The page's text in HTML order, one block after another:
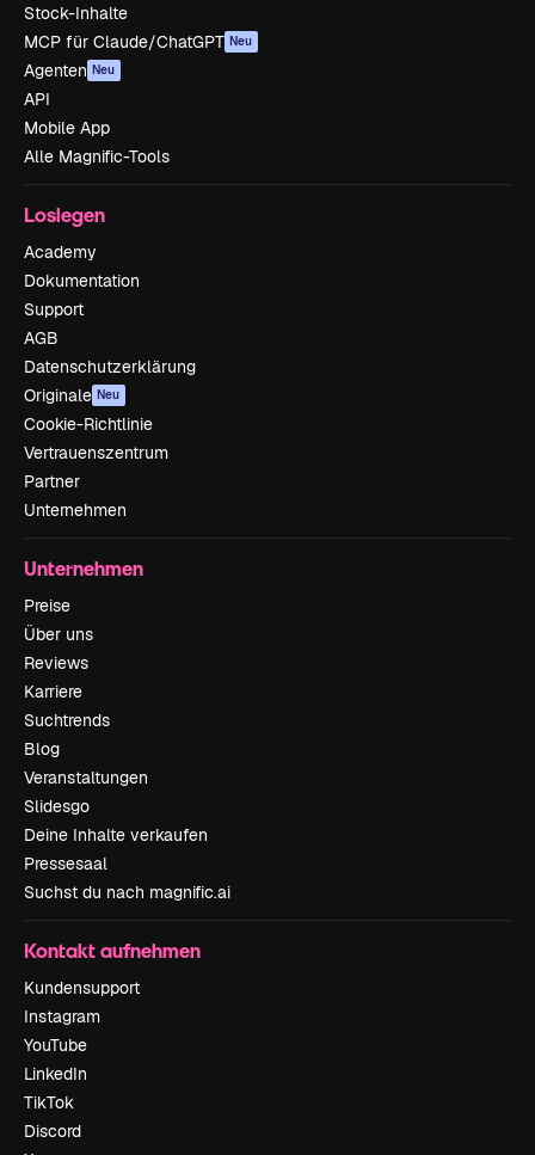
Stock-Inhalte
MCP für Claude/ChatGPT Neu
Agenten Neu
API
Mobile App
Alle Magnific-Tools
Loslegen
Academy
Dokumentation
Support
AGB
Datenschutzerklärung
Originale Neu
Cookie-Richtlinie
Vertrauenszentrum
Partner
Unternehmen
Unternehmen
Preise
Über uns
Reviews
Karriere
Suchtrends
Blog
Veranstaltungen
Slidesgo
Deine Inhalte verkaufen
Pressesaal
Suchst du nach magnific.ai
Kontakt aufnehmen
Kundensupport
Instagram
YouTube
LinkedIn
TikTok
Discord